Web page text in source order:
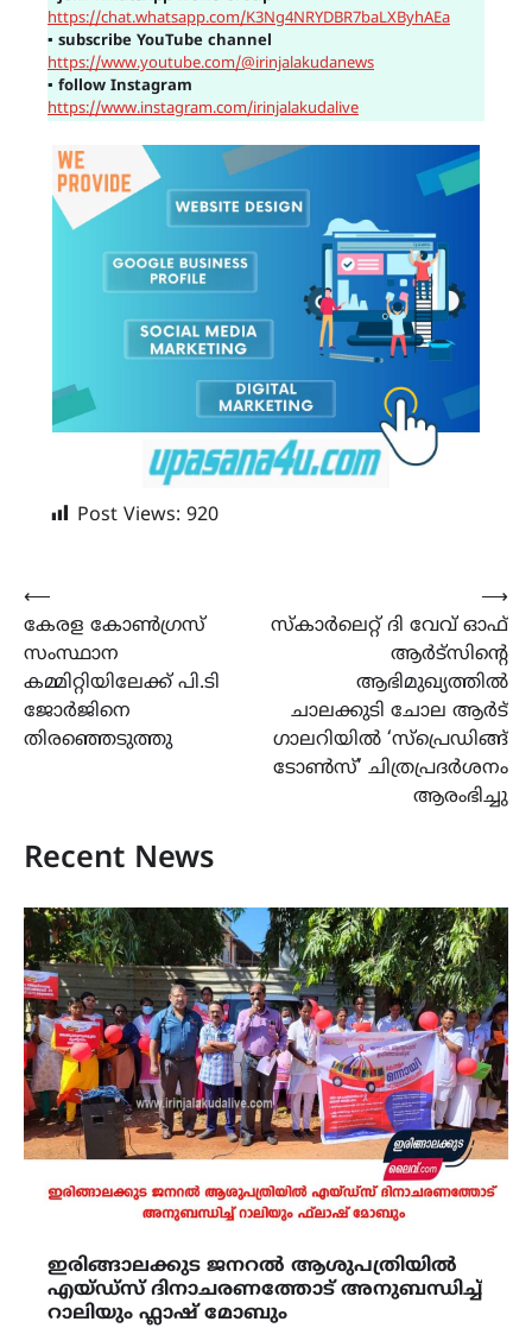
https://chat.whatsapp.com/K3Ng4NRYDBR7baLXByhAEa
▪ subscribe YouTube channel
https://www.youtube.com/@irinjalakudanews
▪ follow Instagram
https://www.instagram.com/irinjalakudalive
Post Views: 920
Post
navigation
⟵
കേരള കോൺഗ്രസ്
സംസ്ഥാന
കമ്മിറ്റിയിലേക്ക് പി.ടി
ജോർജിനെ
തിരഞ്ഞെടുത്തു
സ്കാർലെറ്റ് ദി വേവ് ഓഫ്
ആർട്സിന്‍റെ
ആഭിമുഖ്യത്തിൽ
ചാലക്കുടി ചോല ആർട്
ഗാലറിയിൽ ‘സ്പ്രെഡിങ്ങ്
ടോൺസ്’ ചിത്രപ്രദർശനം
ആരംഭിച്ചു
⟶
Recent News
ഇരിങ്ങാലക്കുട ജനറൽ ആശുപത്രിയിൽ
എയ്ഡ്സ് ദിനാചരണത്തോട് അനുബന്ധിച്ച്
റാലിയും ഫ്ലാഷ് മോബും